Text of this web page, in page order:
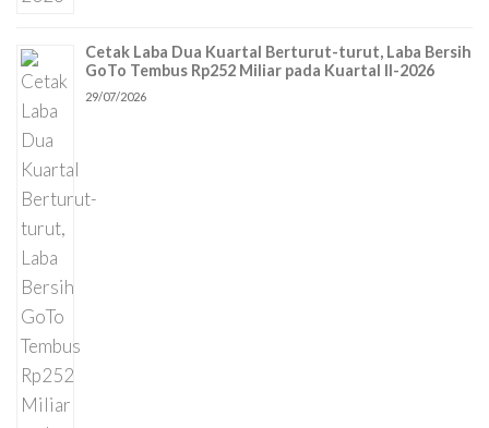
Cetak Laba Dua Kuartal Berturut-turut, Laba Bersih
GoTo Tembus Rp252 Miliar pada Kuartal II-2026
29/07/2026